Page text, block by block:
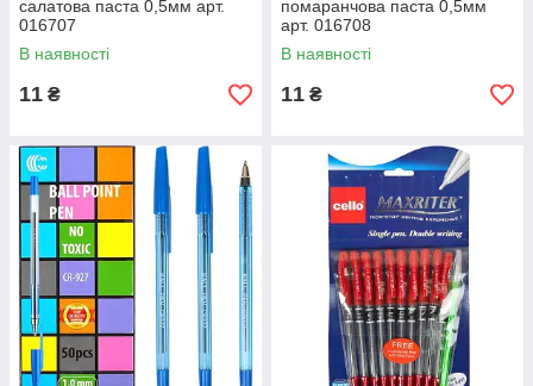
салатова паста 0,5мм арт.
016707
В наявності
11 ₴
помаранчова паста 0,5мм
арт. 016708
В наявності
11 ₴